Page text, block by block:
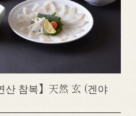
참복】天然 玄 (겐야